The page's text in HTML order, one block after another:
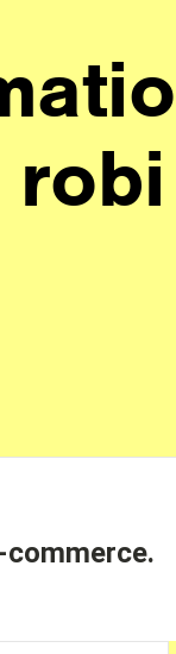
robi
commerce.